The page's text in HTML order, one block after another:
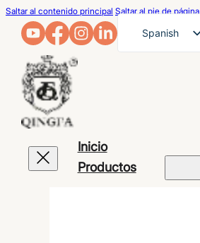
Saltar al contenido principal Saltar al pie de página
Spanish
Inicio
Productos